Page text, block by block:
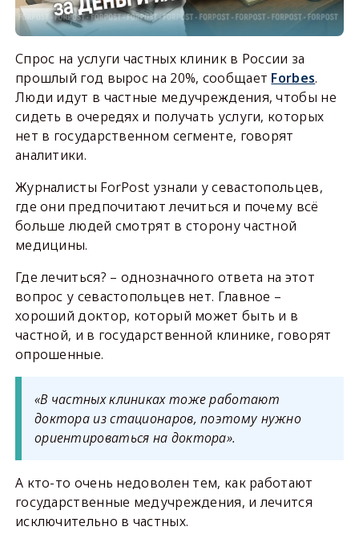
Спрос на услуги частных клиник в России за
прошлый год вырос на 20%, сообщает Forbes.
Люди идут в частные медучреждения, чтобы не
сидеть в очередях и получать услуги, которых
нет в государственном сегменте, говорят
аналитики.
Журналисты ForPost узнали у севастопольцев,
где они предпочитают лечиться и почему всё
больше людей смотрят в сторону частной
медицины.
Где лечиться? – однозначного ответа на этот
вопрос у севастопольцев нет. Главное –
хороший доктор, который может быть и в
частной, и в государственной клинике, говорят
опрошенные.
«В частных клиниках тоже работают
доктора из стационаров, поэтому нужно
ориентироваться на доктора».
А кто-то очень недоволен тем, как работают
государственные медучреждения, и лечится
исключительно в частных.